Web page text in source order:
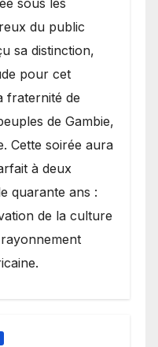
sous les
du public
sa distinction,
pour cet
fraternité de
de Gambie,
Cette soirée aura
à deux
quarante ans :
de la culture